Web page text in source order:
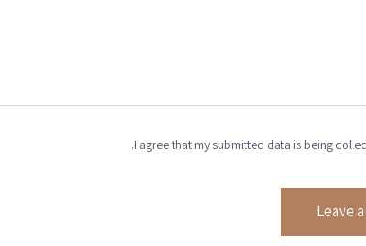
I agree that my submitted data is being